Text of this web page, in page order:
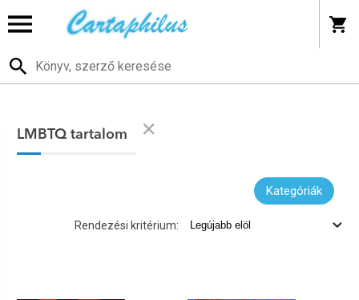
LMBTQ tartalom
Kategóriák
Rendezési kritérium: